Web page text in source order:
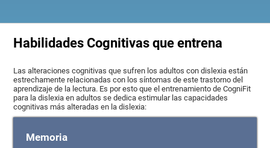
Habilidades Cognitivas que entrena
Las alteraciones cognitivas que sufren los adultos con dislexia están
estrechamente relacionadas con los síntomas de este trastorno del
aprendizaje de la lectura. Es por esto que el entrenamiento de CogniFit
para la dislexia en adultos se dedica estimular las capacidades
cognitivas más alteradas en la dislexia:
Memoria